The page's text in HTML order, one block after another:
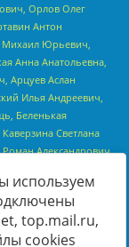
reestr-
на22.03.2024
используем
top.mail.ru,
cookies